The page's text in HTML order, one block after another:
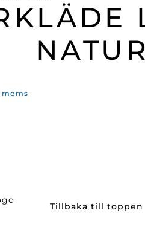
priset
NATUR
moms
Tillbaka till toppen